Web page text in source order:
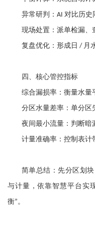
异常研判： AI 对比历史
现场处置：派单检漏、
复盘优化：形成日 / 月
四、核心管控指标
综合漏损率：衡量水量
分区水量差率：单分区
夜间最小流量：判断暗
计量准确率：控制表计
简单总结：先分区划
与计量，依靠智慧平台实
衡” 。